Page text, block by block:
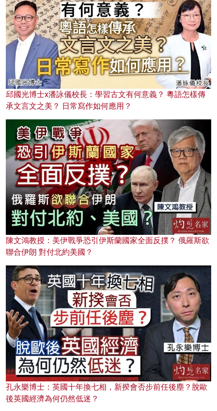
邱國光博士x潘詠儀校長：學習古文有何意義？ 粵語怎樣傳
承文言文之美？ 日常寫作如何應用？
陳文鴻教授：美伊戰爭恐引伊斯蘭國家全面反撲？ 俄羅斯欲
聯合伊朗 對付北約美國？
孔永樂博士：英國十年換七相，新揆會否步前任後塵？脫歐
後英國經濟為何仍然低迷？